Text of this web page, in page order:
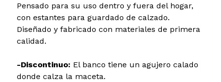
Pensado para su uso dentro y fuera del hogar,
con estantes para guardado de calzado.
Diseñado y fabricado con materiales de primera
calidad.
-Discontinuo: El banco tiene un agujero calado
donde calza la maceta.